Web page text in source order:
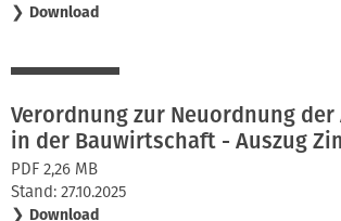
❯ Download
Verordnung zur Neuordnung
in der Bauwirtschaft - Auszug
PDF 2,26 MB
Stand: 27.10.2025
❯ Download